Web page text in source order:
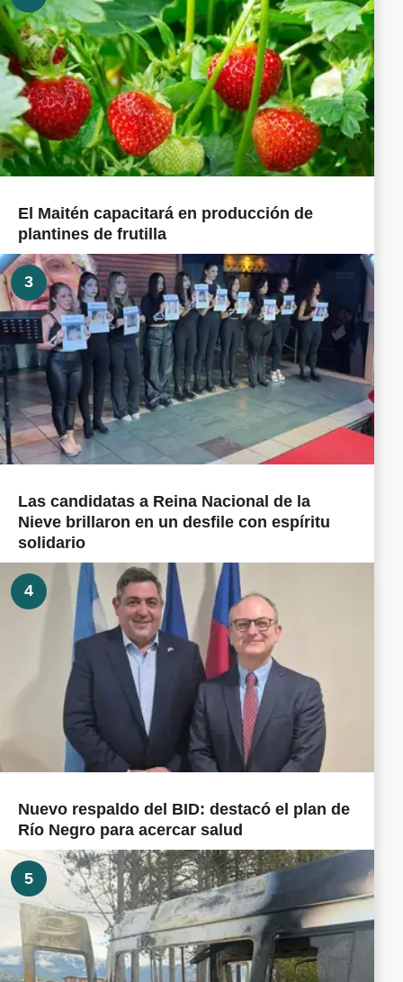
El Maitén capacitará en producción de
plantines de frutilla
3
Las candidatas a Reina Nacional de la
Nieve brillaron en un desfile con espíritu
solidario
4
Nuevo respaldo del BID: destacó el plan de
Río Negro para acercar salud
5